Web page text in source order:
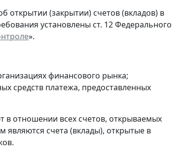
(закрытии) счетов (вкладов) в
установлены ст. 12 Федерального
».
финансового рынка;
средств платежа, предоставленных
в отношении всех счетов, открываемых
счета (вклады), открытые в